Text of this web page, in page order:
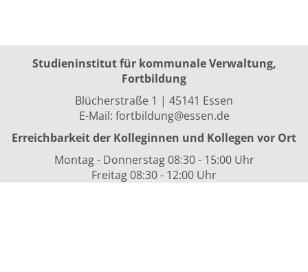
Studieninstitut für kommunale Verwaltung,
Fortbildung
Blücherstraße 1 | 45141 Essen
E-Mail: fortbildung@essen.de
Erreichbarkeit der Kolleginnen und Kollegen vor Ort
Montag - Donnerstag 08:30 - 15:00 Uhr
Freitag 08:30 - 12:00 Uhr